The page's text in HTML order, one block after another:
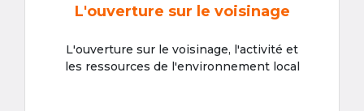
L'ouverture sur le voisinage
L'ouverture sur le voisinage, l'activité et
les ressources de l'environnement local